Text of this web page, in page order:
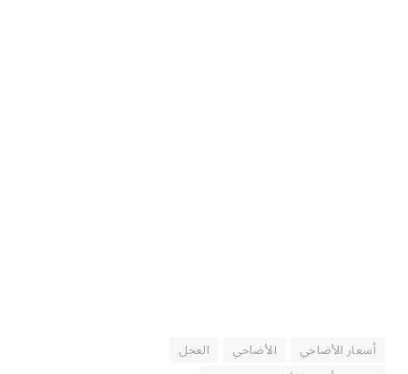
أسعار الأضاحي الأضاحي
العجل